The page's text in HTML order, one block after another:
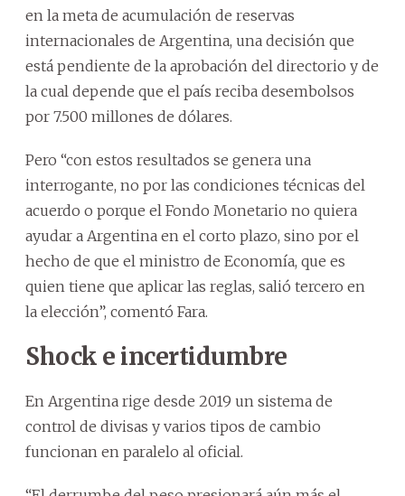
en la meta de acumulación de reservas
internacionales de Argentina, una decisión que
está pendiente de la aprobación del directorio y de
la cual depende que el país reciba desembolsos
por 7.500 millones de dólares.
Pero “con estos resultados se genera una
interrogante, no por las condiciones técnicas del
acuerdo o porque el Fondo Monetario no quiera
ayudar a Argentina en el corto plazo, sino por el
hecho de que el ministro de Economía, que es
quien tiene que aplicar las reglas, salió tercero en
la elección”, comentó Fara.
Shock e incertidumbre
En Argentina rige desde 2019 un sistema de
control de divisas y varios tipos de cambio
funcionan en paralelo al oficial.